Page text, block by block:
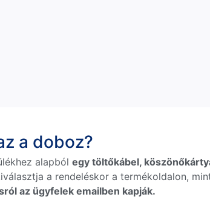
a doboz?
alapbólegy töltőkábel,
a rendeléskor a termékoldalon,
az ügyfelek emailben kapják.